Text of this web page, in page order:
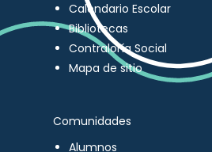
Calendario Escolar
Bibliotecas
Contraloría Social
Mapa de sitio
Comunidades
Alumnos